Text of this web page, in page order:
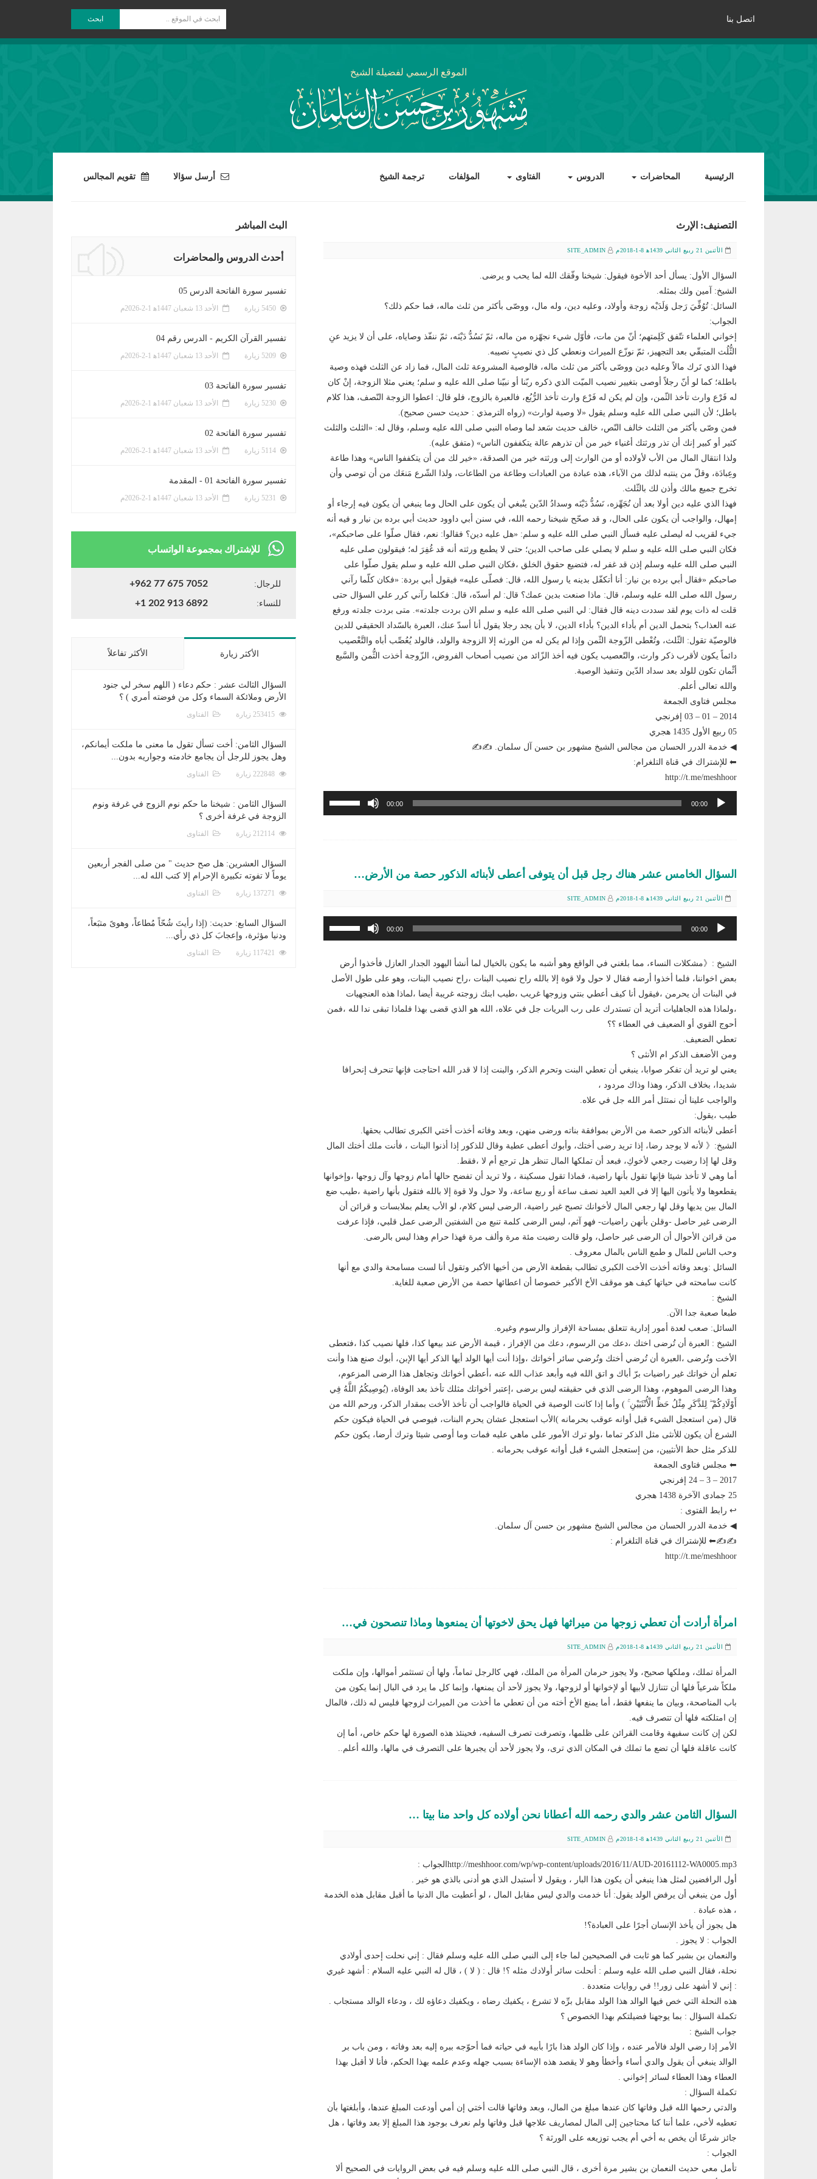
اتصل بنا ابحث
الموقع الرسمي لفضيلة الشيخ
الرئيسية المحاضرات الدروس الفتاوى المؤلفات ترجمة الشيخ أرسل سؤالا تقويم المجالس
التصنيف: الإرث
الأثنين 21 ربيع الثاني 1439ﻫ 8-1-2018م SITE_ADMIN
السؤال الأول: يسأل أحد الأخوة فيقول: شيخنا وفّقك الله لما يحب و يرضى.
الشيخ: آمين ولك بمثله.
السائل: تُوُفِّيَ رَجل وَلَدَيْه زوجة وأولاد، وعليه دين، وله مال، ووصّى بأكثر من ثلث ماله، فما حكم ذلك؟
الجواب:
إخواني العلماء تتّفق كَلِمتهم؛ أنّ من مات، فأوّل شيء نجهّزه من ماله، ثمّ نَسُدُّ دَيْنَه، ثمّ ننفّذ وصاياه، على أن لا يزيد عنِ
الثُّلُث المتبقّي بعد التجهيز، ثمّ نوزّع الميراث ونعطي كل ذي نصيبٍ نصيبه.
فهذا الذي تَرك مالاً وعليه دين ووصّى بأكثر من ثلث ماله، فالوصية المشروعة ثلث المال، فما زاد عن الثلث فهذه وصية
باطلة؛ كما لو أنّ رجلاً أوصى بتغيير نصيب الميّت الذي ذكره ربّنا أو نبيّنا صلى الله عليه و سلم؛ يعني مثلا الزوجة، إنْ كان
له فَرْع وارث تأخذ الثّمن، وإن لم يكن له فَرْع وارث تأخذ الرُّبُع، فالعبرة بالزوج، فلو قال: اعطوا الزوجة النّصف، هذا كلام
باطل؛ لأن النبي صلى الله عليه وسلم يقول «لا وصية لوارث» (رواه الترمذي : حديث حسن صحيح).
فمن وصّى بأكثر من الثلث خالف النّص، خالف حديث سَعد لما وصاه النبي صلى الله عليه وسلم، وقال له: «الثلث والثلث
كثير أو كبير إنك أن تذر ورثتك أغنياء خير من أن تذرهم عالة يتكففون الناس» (متفق عليه).
ولذا انتقال المال من الأب لأولاده أو من الوارث إلى ورثته خير من الصدقة، «خير لك من أن يتكففوا الناس» وهذا طاعة
وعِبادَة، وقلّ من ينتبه لذلك من الآباء، هذه عبادة من العبادات وطاعة من الطاعات، ولذا الشّرع مَنعَك من أن توصي وأن
تخرج جميع مالك وأذن لك بالثّلث.
فهذا الذي عليه دين أولا بعد أن نُجَهِّزه، نَسُدُّ دَيْنَه وسدادُ الدّين ينْبغي أن يكون على الحال وما ينبغي أن يكون فيه إرجاء أو
إمهال، والواجب أن يكون على الحال، و قد صحّح شيخنا رحمه الله، في سنن أبي داوود حديث أبي برده بن نيار و فيه أنه
جيء لقريب له ليصلى عليه فسأل النبي صلى الله عليه و سلم: «هل عليه دين؟ فقالوا: نعم، فقال صلّوا على صاحبكم»،
فكان النبي صلى الله عليه و سلم لا يصلي على صاحب الدين؛ حتى لا يطمع ورثته أنه قد غُفِرَ له؛ فيقولون صلى عليه
النبي صلى الله عليه وسلم إذن قد غفر له، فتضيع حقوق الخلق ،فكان النبي صلى الله عليه و سلم يقول صلّوا على
صاحبكم «فقال أبي برده بن نيار: أنا أتكفّل بدينه يا رسول الله، قال: فصلّى عليه» فيقول أبي بردة: «فكان كلّما رآني
رسول الله صلى الله عليه وسلم، قال: ماذا صنعت بدين عمك؟ قال: لم أسدّه، قال: فكلما رآني كرر علي السؤال حتى
قلت له ذات يوم لقد سددت دينه قال فقال: لي النبي صلى الله عليه و سلم الان بردت جلدته». متى بردت جلدته ورفع
عنه العذاب؟ بتحمل الدين أم بأداء الدين؟ بأداء الدين، لا بأن يجد رجلا يقول أنا أسدّ عنك، العبرة بالسّداد الحقيقي للدين
فالوصيّة تقول: الثّلث، وتُعْطى الزّوجة الثّمن وإذا لم يكن له من الورثه إلا الزوجة والولد، فالولد يُعُصِّب أباه والتَّعْصيب
دائماً يكون لأقرب ذكر وارث، والتّعصيب يكون فيه أخذ الزّائد من نصيب أصحاب الفروض، الزّوجة أخذت الثُّمن والسَّبع
أثْمان تكون للولد بعد سداد الدّين وتنفيذ الوصية.
والله تعالى أعلم.
مجلس فتاوى الجمعة
2014 – 01 – 03 إفرنجي
05 ربيع الأول 1435 هجري
◀ خدمة الدرر الحسان من مجالس الشيخ مشهور بن حسن آل سلمان. ✍✍
⬅ للإشتراك في قناة التلغرام:
http://t.me/meshhoor
مشغل
الصوت
00:00
00:00
مستوى
السؤال الخامس عشر هناك رجل قبل أن يتوفى أعطى لأبنائه الذكور حصة من الأرض…
الأثنين 21 ربيع الثاني 1439ﻫ 8-1-2018م SITE_ADMIN
مشغل
الصوت
00:00
00:00
أو
الشيخ :《مشكلات النساء، مما بلغني في الواقع وهو أشبه ما يكون بالخيال لما أنشأ اليهود الجدار العازل فأخذوا أرض
بعض اخواننا، فلما أخذوا أرضه فقال لا حول ولا قوة إلا بالله راح نصيب البنات ،راح نصيب البنات، وهو على طول الأصل
في البنات أن يحرمن ،فيقول أنا كيف أعطي بنتي وزوجها غريب ،طيب ابنك زوجته غريبة أيضا ،لماذا هذه العنجهيات
،ولماذا هذه الجاهليات أتريد أن تستدرك على رب البريات جل في علاه، الله هو الذي قضى بهذا فلماذا تبقى ندا لله ،فمن
أحوج القوي أو الضعيف في العطاء ؟؟
تعطي الضعيف.
ومن الأضعف الذكر ام الأنثى ؟
يعني لو تريد أن تفكر صوابا، ينبغي أن تعطي البنت وتحرم الذكر، والبنت إذا لا قدر الله احتاجت فإنها تنحرف إنحرافا
شديدا، بخلاف الذكر، وهذا وذاك مردود ،
والواجب علينا أن نمتثل أمر الله جل في علاه.
طيب ،يقول:
أعطى لأبنائه الذكور حصة من الأرض بموافقة بناته ورضى منهن، وبعد وفاته أخذت أختي الكبرى تطالب بحقها.
الشيخ:《 لأنه لا يوجد رضا، إذا تريد رضى أختك، وأبوك أعطى عطية وقال للذكور إذا أذنوا البنات ، فأنت ملك أختك المال
وقل لها إذا رضيت رجعي لأخوكِ، فبعد أن تملكها المال تنظر هل ترجع أم لا ،فقط.
أما وهي لا تأخذ شيئا فإنها تقول بأنها راضية، فماذا تقول مسكينة ، ولا تريد أن تفضح حالها أمام زوجها وآل زوجها ،وإخوانها
يقطعوها ولا يأتون اليها إلا في العيد العيد نصف ساعة أو ربع ساعة، ولا حول ولا قوة إلا بالله فتقول بأنها راضية ،طيب ضع
المال بين يديها وقل لها رجعي المال لأخوانك تصبح غير راضية، الرضى ليس كلام، لو الأب يعلم بملابسات و قرائن أن
الرضى غير حاصل -وقلن بأنهن راضيات- فهو آثم، ليس الرضى كلمة تنبع من الشفتين الرضى عمل قلبي، فإذا عرفت
من قرائن الأحوال أن الرضى غير حاصل، ولو قالت رضيت مئة مرة وألف مرة فهذا حرام وهذا ليس بالرضى.
وحب الناس للمال و طمع الناس بالمال معروف .
السائل :وبعد وفاته أخذت الأخت الكبرى تطالب بقطعة الأرض من أخيها الأكبر وتقول أنا لست مسامحة والدي مع أنها
كانت سامحته في حياتها كيف هو موقف الأخ الأكبر خصوصا أن اعطائها حصة من الأرض صعبة للغاية.
الشيخ :
طبعا صعبة جدا الآن.
السائل: صعب لعدة أمور إدارية تتعلق بمساحة الإفراز والرسوم وغيره.
الشيخ : العبرة أن تُرضى اختك ،دعك من الرسوم، دعك من الإفراز ، قيمة الأرض عند بيعها كذا، فلها نصيب كذا ،فتعطى
الأخت وتُرضى ،العبرة أن تُرضي أختك وتُرضي سائر أخواتك ،وإذا أنت أيها الولد أيها الذكر أيها الإبن، أبوك صنع هذا وأنت
تعلم أن خواتك غير راضيات برّ أباك و اتق الله فيه وأبعد عذاب الله عنه ،أعطي أخواتك وتجاهل هذا الرضى المزعوم،
وهذا الرضى الموهوم، وهذا الرضى الذي في حقيقته ليس برضى ،إعتبر أخواتك مثلك تأخذ بعد الوفاة، (يُوصِيكُمُ اللَّهُ فِي
أَوْلَادِكُمْ ۖ لِلذَّكَرِ مِثْلُ حَظِّ الْأُنْثَيَيْنِ ۚ ) وأما إذا كانت الوصية في الحياة فالواجب أن تأخذ الأخت بمقدار الذكر، ورحم الله من
قال (من استعجل الشيء قبل أوانه عوقب بحرمانه )الأب استعجل عشان يحرم البنات، فيوصي في الحياة فيكون حكم
الشرع أن يكون للأنثى مثل الذكر تماما ،ولو ترك الأمور على ماهي عليه فمات وما أوصى شيئا وترك أرضا، يكون حكم
للذكر مثل حظ الأنثيين، من إستعجل الشيء قبل أوانه عوقب بحرمانه .
⬅ مجلس فتاوى الجمعة
2017 – 3 – 24 إفرنجي
25 جمادى الآخرة 1438 هجري
↩ رابط الفتوى :
◀ خدمة الدرر الحسان من مجالس الشيخ مشهور بن حسن آل سلمان.
✍✍⬅ للإشتراك في قناة التلغرام :
http://t.me/meshhoor
امرأة أرادت أن تعطي زوجها من ميراثها فهل يحق لاخوتها أن يمنعوها وماذا تنصحون في…
الأثنين 21 ربيع الثاني 1439ﻫ 8-1-2018م SITE_ADMIN
المرأة تملك، وملكها صحيح، ولا يجوز حرمان المرأة من الملك، فهي كالرجل تماماً، ولها أن تستثمر أموالها، وإن ملكت
ملكاً شرعياً فلها أن تتنازل لأبيها أو لإخوانها أو لزوجها، ولا يجوز لأحد أن يمنعها، وإنما كل ما يرد في البال إنما يكون من
باب المناصحة، وبيان ما ينفعها فقط، أما يمنع الأخ أخته من أن تعطي ما أخذت من الميراث لزوجها فليس له ذلك، فالمال
إن امتلكته فلها أن تتصرف فيه.
لكن إن كانت سفيهة وقامت القرائن على ظلمها، وتصرفت تصرف السفيه، فحينئذ هذه الصورة لها حكم خاص، أما إن
كانت عاقلة فلها أن تضع ما تملك في المكان الذي ترى، ولا يجوز لأحد أن يجبرها على التصرف في مالها، والله أعلم..
السؤال الثامن عشر والدي رحمه الله أعطانا نحن أولاده كل واحد منا بيتا …
الأثنين 21 ربيع الثاني 1439ﻫ 8-1-2018م SITE_ADMIN
http://meshhoor.com/wp/wp-content/uploads/2016/11/AUD-20161112-WA0005.mp3الجواب :
أول الرافضين لمثل هذا ينبغي أن يكون هذا البار ، ويقول لا أستبدل الذي هو أدنى بالذي هو خير .
أول من ينبغي أن يرفض الولد يقول: أنا خدمت والدي ليس مقابل المال ، لو أعطيت مال الدنيا ما أقبل مقابل هذه الخدمة
، هذه عبادة .
هل يجوز أن يأخذ الإنسان أجرًا على العبادة؟!
الجواب : لا يجوز .
والنعمان بن بشير كما هو ثابت في الصحيحين لما جاء إلى النبي صلى الله عليه وسلم فقال : إني نحلت إحدى أولادي
نحلة، فقال النبي صلى الله عليه وسلم : أنحلت سائر أولادك مثله ؟! قال : ( لا ) ، قال له النبي عليه السلام : أشهد غيري
: إني لا أشهد على زور!! في روايات متعددة .
هذه النحلة التي خص فيها الوالد هذا الولد مقابل برِّه لا تشرع ، يكفيك رضاه ، ويكفيك دعاؤه لك ، ودعاء الوالد مستجاب .
تكملة السؤال : بما يوجهنا فضيلتكم بهذا الخصوص ؟
جواب الشيخ :
الأمر إذا رضي الولد فالأمر عنده ، وإذا كان الولد هذا بارًا بأبيه في حياته فما أحوّجه ببره إليه بعد وفاته ، ومن باب بر
الوالد ينبغي أن يقول والدي أساء وأخطأ وهو لا يقصد هذه الإساءة بسبب جهله وعدم علمه بهذا الحكم، فأنا لا أقبل بهذا
العطاء وهذا العطاء لسائر إخواني .
تكملة السؤال :
والدتي رحمها الله قبل وفاتها كان عندها مبلغ من المال، وبعد وفاتها قالت أختي إن أمي أودعت المبلغ عندها، وأبلغتها بأن
تعطيه لأخي، علما أننا كنا محتاجين إلى المال لمصاريف علاجها قبل وفاتها ولم نعرف بوجود هذا المبلغ إلا بعد وفاتها ، هل
جائز شرعًا أن يخص به أخي أم يجب توزيعه على الورثة ؟
الجواب :
تأمل معي حديث النعمان بن بشير مرة أخرى ، قال النبي صلى الله عليه وسلم فيه في بعض الروايات في الصحيح ألا
البث المباشر
أحدث الدروس والمحاضرات
تفسير سورة الفاتحة الدرس 05
الأحد 13 شعبان 1447ﻫ 1-2-2026م
تفسير القرآن الكريم - الدرس رقم 04
الأحد 13 شعبان 1447ﻫ 1-2-2026م
تفسير سورة الفاتحة 03
الأحد 13 شعبان 1447ﻫ 1-2-2026م
تفسير سورة الفاتحة 02
الأحد 13 شعبان 1447ﻫ 1-2-2026م
تفسير سورة الفاتحة 01 - المقدمة
الأحد 13 شعبان 1447ﻫ 1-2-2026م
للإشتراك بمجموعة الواتساب
للرجال: +962 77 675 7052
للنساء: +1 202 913 6892
الأكثر زيارة الأكثر تفاعلاً
السؤال الثالث عشر : حكم دعاء ( اللهم سخر لي جنود
الأرض وملائكة السماء وكل من فوضته أمري ) ؟
الفتاوى
السؤال الثامن: أخت تسأل تقول ما معنى ما ملكت أيمانكم،
وهل يجوز للرجل أن يجامع خادمته وجواريه بدون...
الفتاوى
السؤال الثامن : شيخنا ما حكم نوم الزوج في غرفة ونوم
الزوجة في غرفة أخرى ؟
الفتاوى
السؤال العشرين: هل صح حديث " من صلى الفجر أربعين
يوماً لا تفوته تكبيرة الإحرام إلا كتب الله له...
الفتاوى
السؤال السابع: حديث: (إذا رأيتَ شُحّاً مُطاعاً، وهوىً متبَعاً،
ودنيا مؤثرة، وإعجابَ كل ذي رأي...
الفتاوى